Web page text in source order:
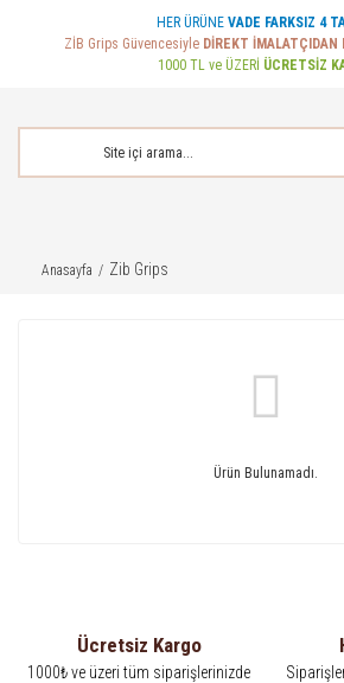
HER ÜRÜNE VADE FARKSIZ 4
ZİB Grips Güvencesiyle DİREKT
1000 TL ve ÜZERİ ÜCRETSİZ
Anasayfa Zib Grips
Ürün Bulunamadı.
Ücretsiz Kargo
1000₺ ve üzeri tüm siparişlerinizde